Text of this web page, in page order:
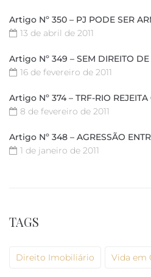
Artigo Nº 350 – PJ PODE SER
13 de abril de 2011
Artigo Nº 349 – SEM DIREITO DE
16 de fevereiro de 2011
Artigo Nº 374 – TRF-RIO REJEITA
8 de fevereiro de 2011
Artigo Nº 348 – AGRESSÃO
1 de janeiro de 2011
TAGS
Direito Imobiliário Vida em